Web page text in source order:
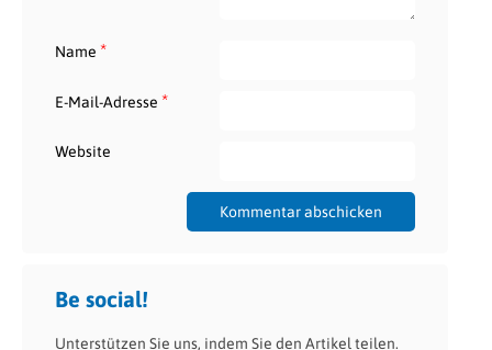
Name *
E-Mail-Adresse *
Website
Be social!
Unterstützen Sie uns, indem Sie den Artikel teilen.